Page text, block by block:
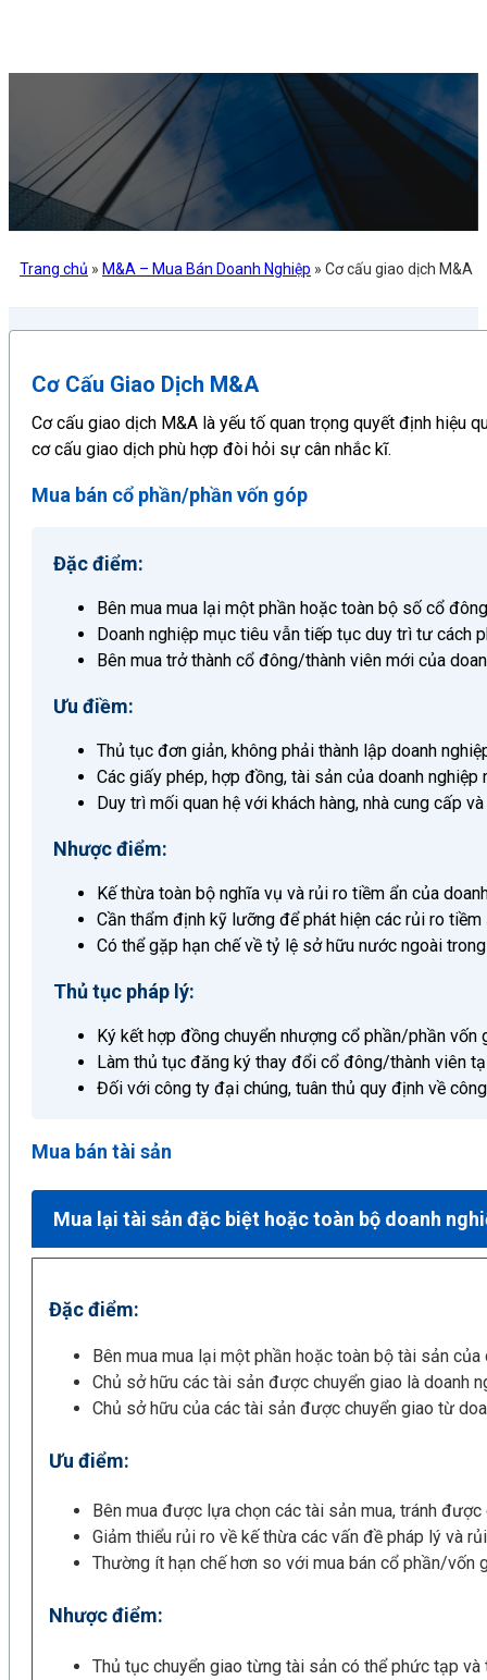
Trang chủ » M&A – Mua Bán Doanh Nghiệp » Cơ cấu giao dịch M&A
Cơ Cấu Giao Dịch M&A
Cơ cấu giao dịch M&A là yếu tố quan trọng quyết định hiệu
cơ cấu giao dịch phù hợp đòi hỏi sự cân nhắc kĩ.
Mua bán cổ phần/phần vốn góp
Đặc điểm:
Bên mua mua lại một phần hoặc toàn bộ số cổ
Doanh nghiệp mục tiêu vẫn tiếp tục duy trì tư cách
Bên mua trở thành cổ đông/thành viên mới của
Ưu điềm:
Thủ tục đơn giản, không phải thành lập doanh
Các giấy phép, hợp đồng, tài sản của doanh
Duy trì mối quan hệ với khách hàng, nhà cung cấp
Nhược điểm:
Kế thừa toàn bộ nghĩa vụ và rủi ro tiềm ẩn của
Cần thẩm định kỹ lưỡng để phát hiện các rủi ro tiềm
Có thể gặp hạn chế về tỷ lệ sở hữu nước ngoài
Thủ tục pháp lý:
Ký kết hợp đồng chuyển nhượng cổ phần/phần vốn
Làm thủ tục đăng ký thay đổi cổ đông/thành viên
Đối với công ty đại chúng, tuân thủ quy định về
Mua bán tài sản
Mua lại tài sản đặc biệt hoặc toàn bộ doanh
Đặc điểm:
Bên mua mua lại một phần hoặc toàn bộ tài sản
Chủ sở hữu các tài sản được chuyển giao là doanh
Chủ sở hữu của các tài sản được chuyển giao từ
Ưu điểm:
Bên mua được lựa chọn các tài sản mua, tránh
Giảm thiểu rủi ro về kế thừa các vấn đề pháp lý và
Thường ít hạn chế hơn so với mua bán cổ phần/vốn
Nhược điểm:
Thủ tục chuyển giao từng tài sản có thể phức tạp và